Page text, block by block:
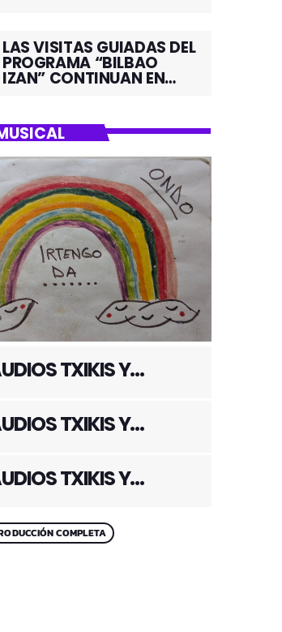
LAS VISITAS GUIADAS DEL
PROGRAMA “BILBAO
IZAN” CONTINUAN EN
TXIKIS Y
TXIKIS Y
TXIKIS Y
COMPLETA